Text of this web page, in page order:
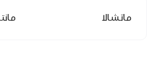
ماتشالا